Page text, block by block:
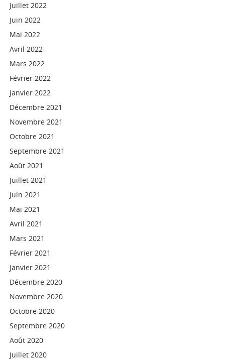
Juillet 2022
Juin 2022
Mai 2022
Avril 2022
Mars 2022
Février 2022
Janvier 2022
Décembre 2021
Novembre 2021
Octobre 2021
Septembre 2021
Août 2021
Juillet 2021
Juin 2021
Mai 2021
Avril 2021
Mars 2021
Février 2021
Janvier 2021
Décembre 2020
Novembre 2020
Octobre 2020
Septembre 2020
Août 2020
Juillet 2020